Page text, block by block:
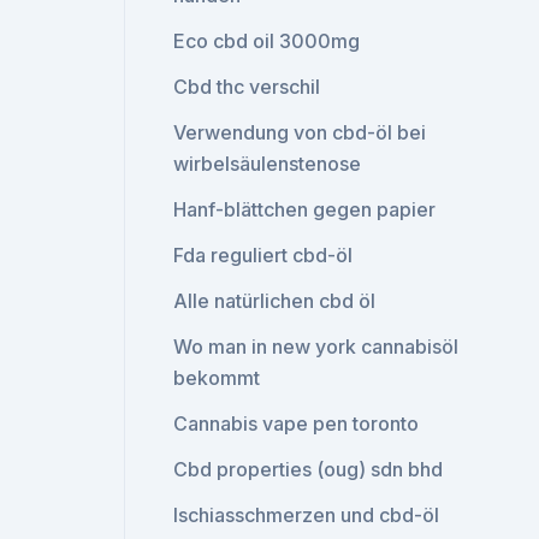
Eco cbd oil 3000mg
Cbd thc verschil
Verwendung von cbd-öl bei
wirbelsäulenstenose
Hanf-blättchen gegen papier
Fda reguliert cbd-öl
Alle natürlichen cbd öl
Wo man in new york cannabisöl
bekommt
Cannabis vape pen toronto
Cbd properties (oug) sdn bhd
Ischiasschmerzen und cbd-öl